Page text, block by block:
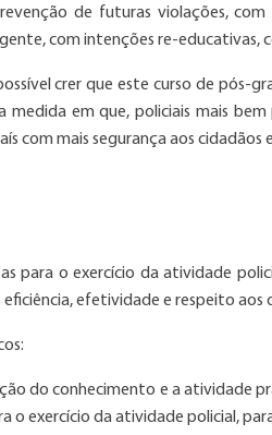
de futuras violações,
com intenções re-educativas,
crer que este curso de pós-
medida em que, policiais mais
com mais segurança aos
para o exercício da atividade
efetividade e respeito
do conhecimento e a atividade
o exercício da atividade policial,